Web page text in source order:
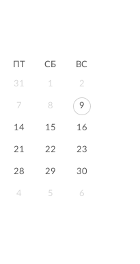
ПТ СБ ВС
31 1 2
7 8 9
14 15 16
21 22 23
28 29 30
4 5 6